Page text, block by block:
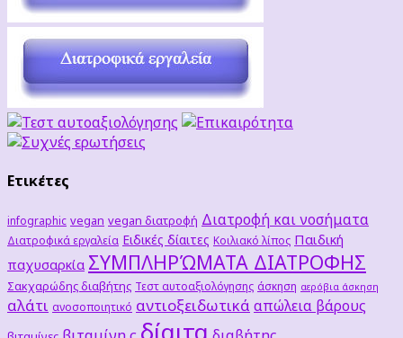
Ετικέτες
infographic vegan vegan διατροφή Διατροφή και νοσήματα
Διατροφικά εργαλεία Ειδικές δίαιτες Κοιλιακό λίπος Παιδική
παχυσαρκία ΣΥΜΠΛΗΡΏΜΑΤΑ ΔΙΑΤΡΟΦΗΣ
Σακχαρώδης διαβήτης Τεστ αυτοαξιολόγησης άσκηση αερόβια άσκηση
αλάτι ανοσοποιητικό αντιοξειδωτικά απώλεια βάρους